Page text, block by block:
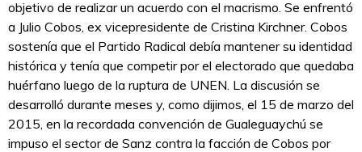
objetivo de realizar un acuerdo con el macrismo. Se enfrentó
a Julio Cobos, ex vicepresidente de Cristina Kirchner. Cobos
sostenía que el Partido Radical debía mantener su identidad
histórica y tenía que competir por el electorado que quedaba
huérfano luego de la ruptura de UNEN. La discusión se
desarrolló durante meses y, como dijimos, el 15 de marzo del
2015, en la recordada convención de Gualeguaychú se
impuso el sector de Sanz contra la facción de Cobos por